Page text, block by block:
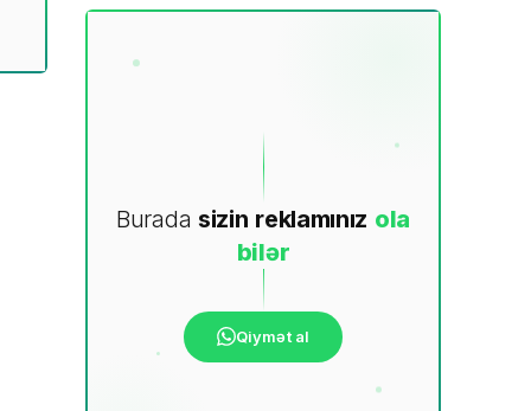
Burada sizin reklamınız ola
bilər
Qiymət al